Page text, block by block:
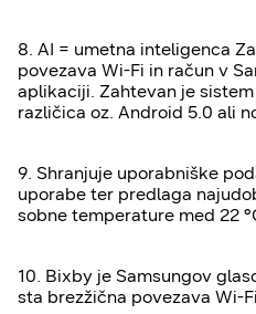
8. AI = umetna inteligenca
povezava Wi-Fi in račun v
aplikaciji. Zahtevan je
različica oz. Android 5.0 ali
9. Shranjuje uporabniške
uporabe ter predlaga
sobne temperature med 22
10. Bixby je Samsungov
sta brezžična povezava Wi-